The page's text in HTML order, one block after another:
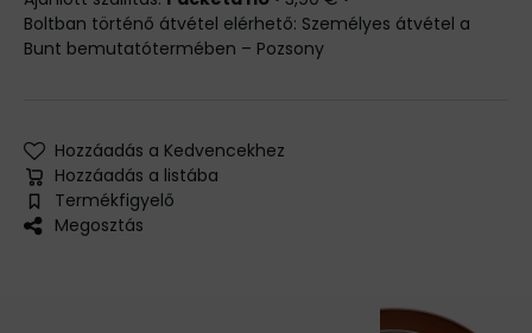
Személyes átvétel a
Bunt bemutatótermében – Pozsony
Hozzáadás a Kedvencekhez
Hozzáadás a listába
Termékfigyelő
Megosztás